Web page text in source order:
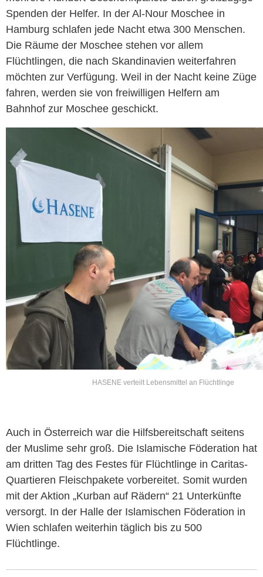
Spenden der Helfer. In der Al-Nour Moschee in
Hamburg schlafen jede Nacht etwa 300 Menschen.
Die Räume der Moschee stehen vor allem
Flüchtlingen, die nach Skandinavien weiterfahren
möchten zur Verfügung. Weil in der Nacht keine Züge
fahren, werden sie von freiwilligen Helfern am
Bahnhof zur Moschee geschickt.
HASENE verteilt Lebensmittel an Flüchtlinge
Auch in Österreich war die Hilfsbereitschaft seitens
der Muslime sehr groß. Die Islamische Föderation hat
am dritten Tag des Festes für Flüchtlinge in Caritas-
Quartieren Fleischpakete vorbereitet. Somit wurden
mit der Aktion „Kurban auf Rädern“ 21 Unterkünfte
versorgt. In der Halle der Islamischen Föderation in
Wien schlafen weiterhin täglich bis zu 500
Flüchtlinge.